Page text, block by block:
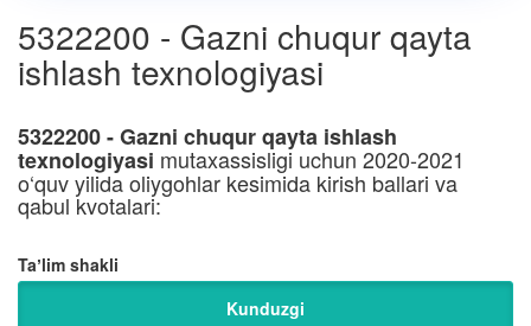
5322200 - Gazni chuqur qayta
ishlash texnologiyasi
5322200 - Gazni chuqur qayta ishlash
texnologiyasi mutaxassisligi uchun 2020-2021
o‘quv yilida oliygohlar kesimida kirish ballari va
qabul kvotalari:
Taʼlim shakli
Kunduzgi